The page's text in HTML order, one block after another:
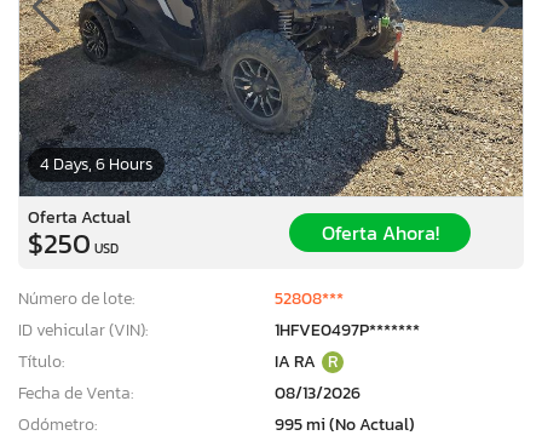
4 Days, 6 Hours
Oferta Actual
$250 USD
Oferta Ahora!
Número de lote:
52808***
ID vehicular (VIN):
1HFVE0497P*******
Título:
IA RA R
Fecha de Venta:
08/13/2026
Odómetro:
995 mi (No Actual)